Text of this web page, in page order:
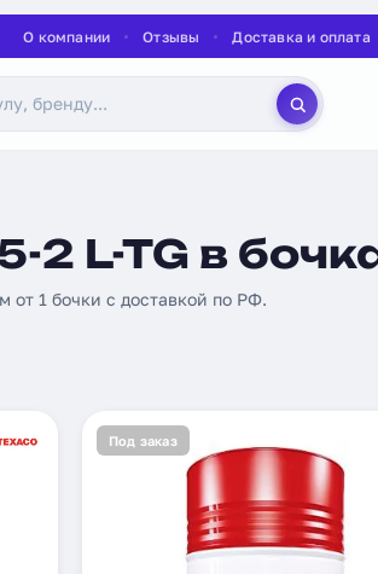
О компании Отзывы Доставка и оплата
2 L-TG в
от 1 бочки с доставкой по РФ.
Под заказ